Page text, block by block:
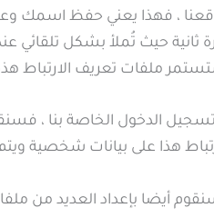
، فهذا يعني حفظ اسمك
ثانية حيث تُملأ بشكل تلقائي
ملفات تعريف الارتباط
الدخول الخاصة بنا ،
هذا على بيانات شخصية
أيضا بإعداد العديد من